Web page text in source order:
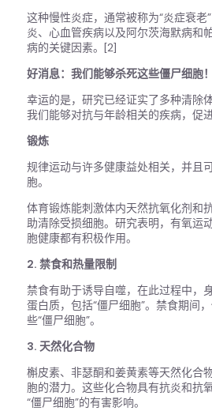
这种慢性炎症，通常被称为“炎症衰老
炎、心血管疾病以及阿尔茨海默病和
病的关键因素。[2]
好消息：我们能够杀死这些僵尸细胞！
幸运的是，研究已经证实了多种清除
我们能够对抗与年龄相关的疾病，促
锻炼
规律运动与许多健康益处相关，并且
胞。
体育锻炼能刺激体内天然抗氧化剂和
助清除受损细胞。研究表明，有氧运
胞健康都有积极作用。
2. 禁食和热量限制
禁食有助于诱导自噬，在此过程中，
蛋白质，包括“僵尸细胞”。禁食期间
些“僵尸细胞”。
3. 天然化合物
槲皮素、非瑟酮和姜黄素等天然化合
胞的潜力。这些化合物具有抗炎和抗
“僵尸细胞”的有害影响。